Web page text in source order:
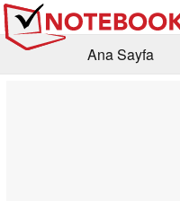
Ana Sayfa